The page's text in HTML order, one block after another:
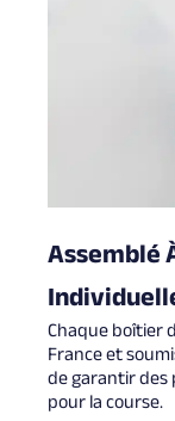
Assemblé
Chaque boîtier
France et
de garantir
pour la course.